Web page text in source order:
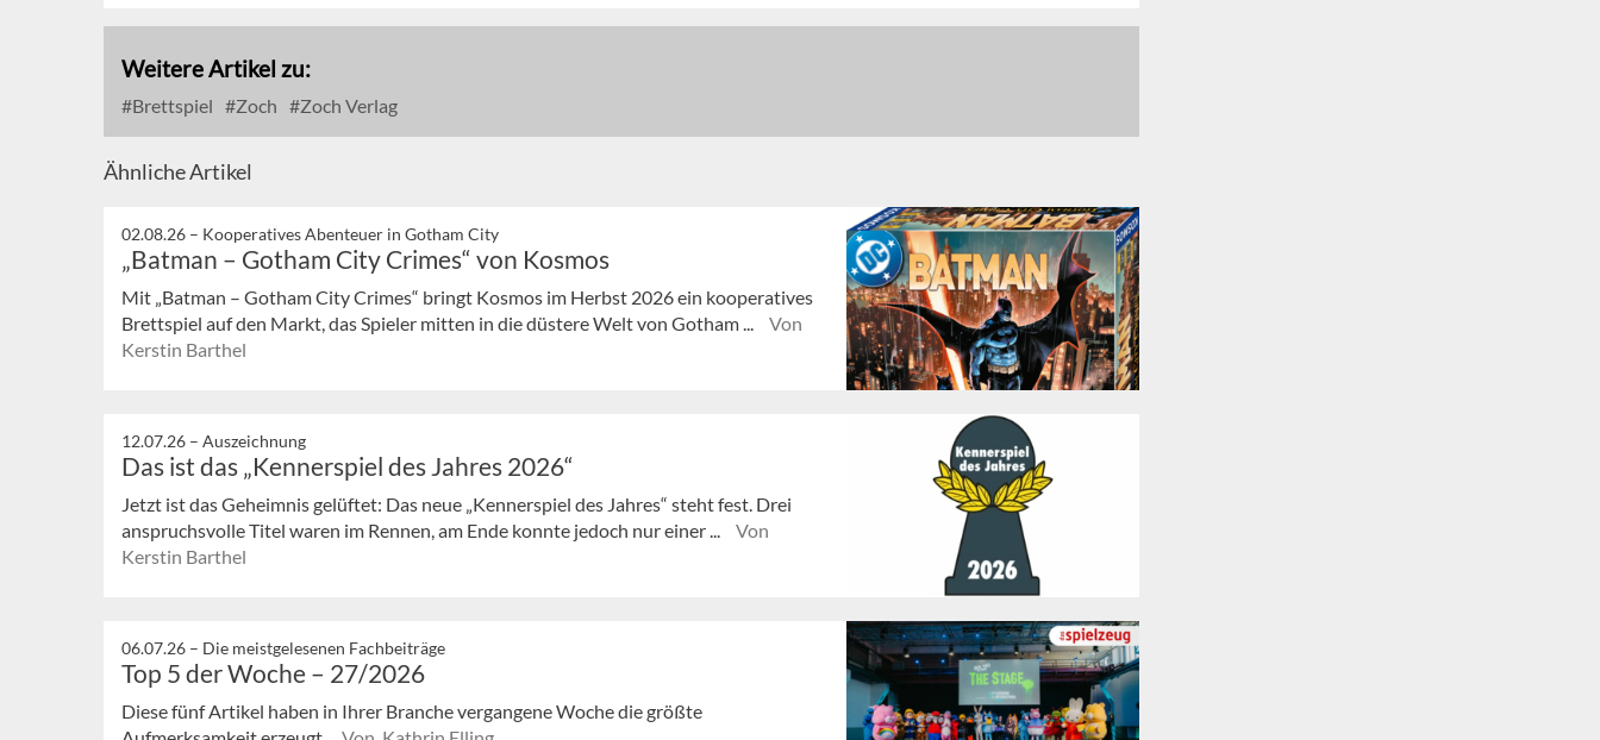
Weitere Artikel zu:
Brettspiel Zoch Zoch Verlag
Ähnliche Artikel
02.08.26 – Kooperatives Abenteuer in Gotham City
„Batman – Gotham City Crimes“ von Kosmos
Mit „Batman – Gotham City Crimes“ bringt Kosmos im Herbst 2026 ein kooperatives
Brettspiel auf den Markt, das Spieler mitten in die düstere Welt von Gotham ...
Von
Kerstin Barthel
12.07.26 – Auszeichnung
Das ist das „Kennerspiel des Jahres 2026“
Jetzt ist das Geheimnis gelüftet: Das neue „Kennerspiel des Jahres“ steht fest. Drei
anspruchsvolle Titel waren im Rennen, am Ende konnte jedoch nur einer ...
Von
Kerstin Barthel
06.07.26 – Die meistgelesenen Fachbeiträge
Top 5 der Woche – 27/2026
Diese fünf Artikel haben in Ihrer Branche vergangene Woche die größte